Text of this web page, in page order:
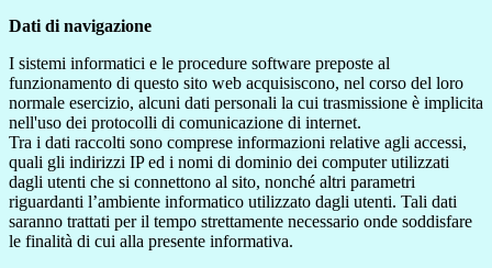
Dati di navigazione
I sistemi informatici e le procedure software preposte al
funzionamento di questo sito web acquisiscono, nel corso del loro
normale esercizio, alcuni dati personali la cui trasmissione è implicita
nell'uso dei protocolli di comunicazione di internet.
Tra i dati raccolti sono comprese informazioni relative agli accessi,
quali gli indirizzi IP ed i nomi di dominio dei computer utilizzati
dagli utenti che si connettono al sito, nonché altri parametri
riguardanti l’ambiente informatico utilizzato dagli utenti. Tali dati
saranno trattati per il tempo strettamente necessario onde soddisfare
le finalità di cui alla presente informativa.